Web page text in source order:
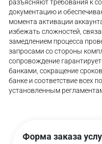
разъясняют требования к
документацию и
момента активации
избежать сложностей,
замедлением процесса
запросами со стороны
сопровождение
банками, сокращение
банке и соответствие всех
установленным
Форма заказа